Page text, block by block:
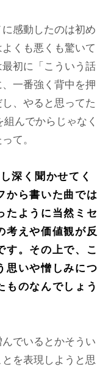
感動したのは初め
くも悪くも驚いて
初に「こういう話
一番強く背中を押
、やると思ってた
んでからじゃなく
て。
深く聞かせてく
から書いた曲では
たように当然ミセ
考えや価値観が反
す。その上で、こ
思いや憎しみにつ
ものなんでしょう
でいるとかそうい
を表現しようと思